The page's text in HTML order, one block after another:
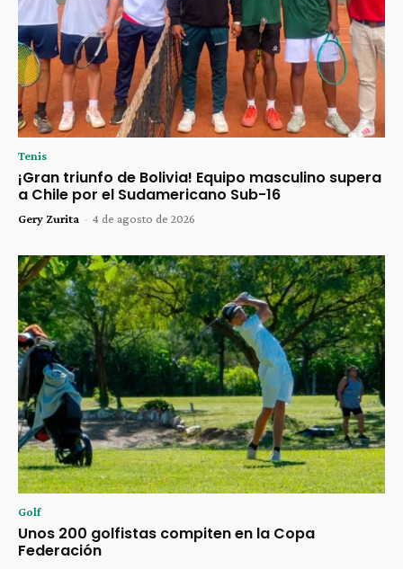
Tenis
¡Gran triunfo de Bolivia! Equipo masculino supera
a Chile por el Sudamericano Sub-16
Gery Zurita - 4 de agosto de 2026
Golf
Unos 200 golfistas compiten en la Copa
Federación